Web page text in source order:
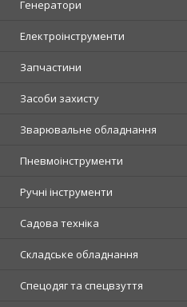
Генератори
Електроінструменти
Запчастини
Засоби захисту
Зварювальне обладнання
Пневмоінструменти
Ручні інструменти
Садова техніка
Складське обладнання
Спецодяг та спецвзуття